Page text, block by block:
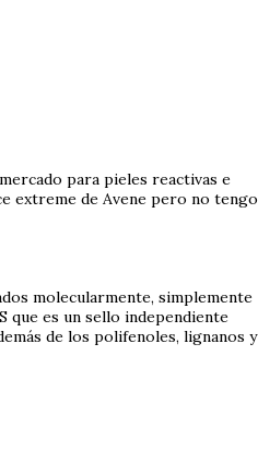
para pieles reactivas e
extreme de Avene pero no tengo
molecularmente, simplemente
que es un sello independiente
de los polifenoles, lignanos y